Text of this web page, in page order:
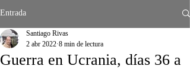
Entrada
Guerra en Ucrania, días 36 a
Santiago Rivas
2 abr 2022 8 min de lectura